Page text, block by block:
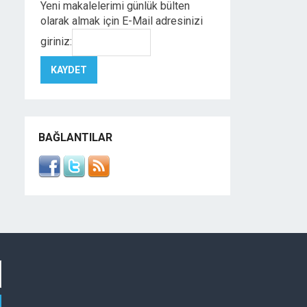
Yeni makalelerimi günlük bülten
olarak almak için E-Mail adresinizi
giriniz:
BAĞLANTILAR